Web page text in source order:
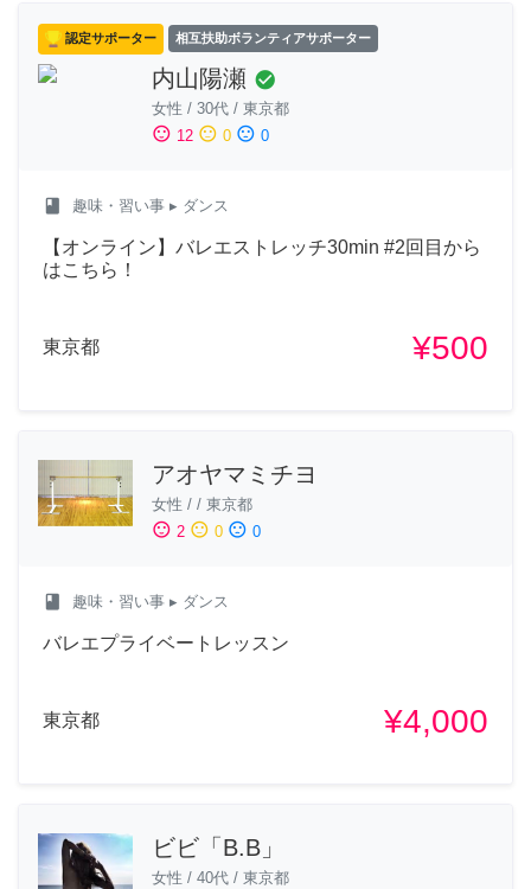
認定サポーター 相互扶助ボランティアサポーター
内山陽瀬 check_circle
女性 / 30代 / 東京都
sentiment_satisfied 12 sentiment_neutral 0 sentiment_dissatisfied 0
class 趣味・習い事 ▸ ダンス
【オンライン】バレエストレッチ30min #2回目から
はこちら！
東京都 ¥500
アオヤマミチヨ
女性 / / 東京都
sentiment_satisfied 2 sentiment_neutral 0 sentiment_dissatisfied 0
class 趣味・習い事 ▸ ダンス
バレエプライベートレッスン
東京都 ¥4,000
ビビ「B.B」
女性 / 40代 / 東京都